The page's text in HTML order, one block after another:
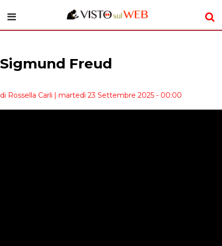
Sigmund Freud
di Rossella Carli | martedì 23 Settembre 2025 - 00:00